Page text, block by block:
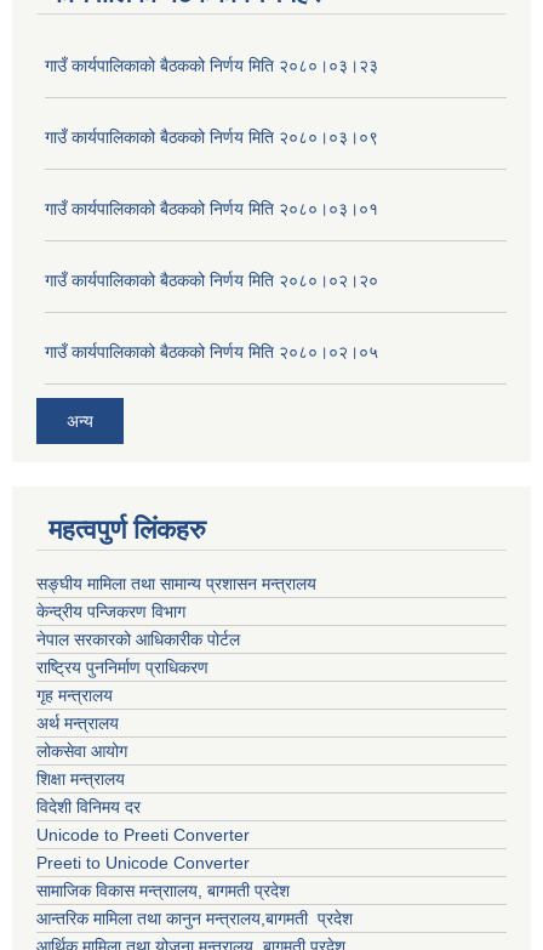
गाउँ कार्यपालिकाको बैठकको निर्णय मिति २०८०।०३।२३
गाउँ कार्यपालिकाको बैठकको निर्णय मिति २०८०।०३।०९
गाउँ कार्यपालिकाको बैठकको निर्णय मिति २०८०।०३।०१
गाउँ कार्यपालिकाको बैठकको निर्णय मिति २०८०।०२।२०
गाउँ कार्यपालिकाको बैठकको निर्णय मिति २०८०।०२।०५
अन्य
महत्वपुर्ण लिंकहरु
सङ्घीय मामिला तथा सामान्य प्रशासन मन्त्रालय
केन्द्रीय पन्जिकरण विभाग
नेपाल सरकारको आधिकारीक पोर्टल
राष्ट्रिय पुननिर्माण प्राधिकरण
गृह मन्त्रालय
अर्थ मन्त्रालय
लोकसेवा आयोग
शिक्षा मन्त्रालय
विदेशी विनिमय दर
Unicode to Preeti Converter
Preeti to Unicode Converter
सामाजिक विकास मन्त्राालय, बागमती प्रदेश
आन्तरिक मामिला तथा कानुन मन्त्रालय,बागमती प्रदेश